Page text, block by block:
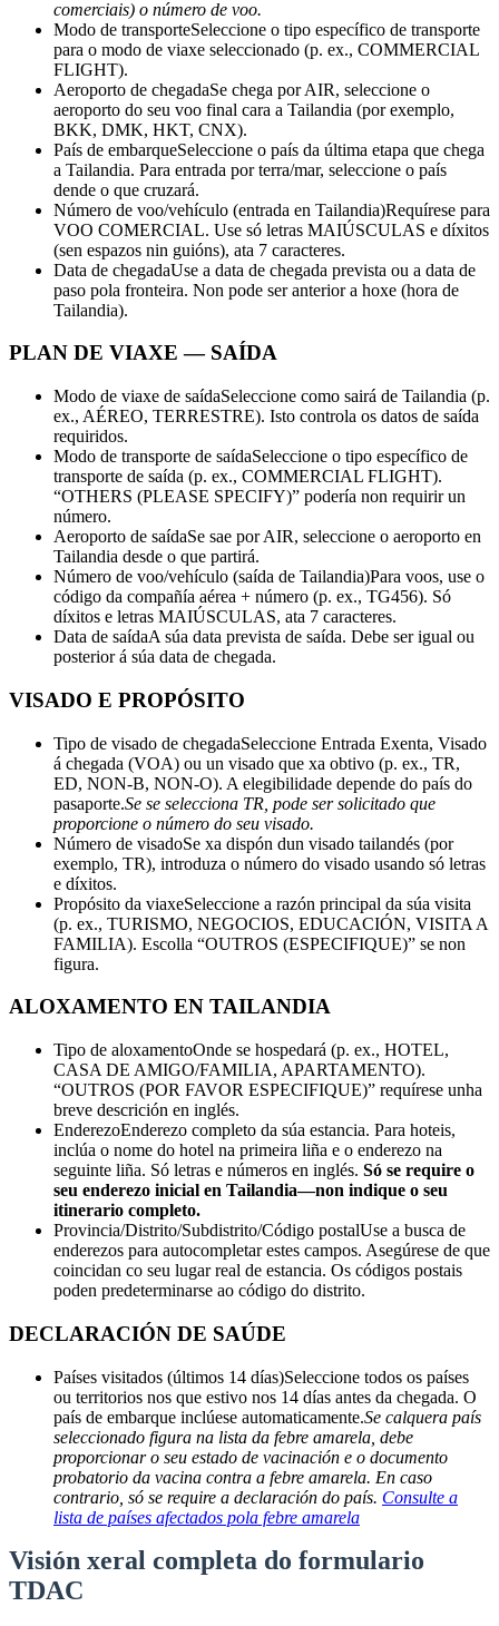
comerciais) o número de voo.
Modo de transporteSeleccione o tipo específico de transporte
para o modo de viaxe seleccionado (p. ex., COMMERCIAL
FLIGHT).
Aeroporto de chegadaSe chega por AIR, seleccione o
aeroporto do seu voo final cara a Tailandia (por exemplo,
BKK, DMK, HKT, CNX).
País de embarqueSeleccione o país da última etapa que chega
a Tailandia. Para entrada por terra/mar, seleccione o país
dende o que cruzará.
Número de voo/vehículo (entrada en Tailandia)Requírese para
VOO COMERCIAL. Use só letras MAIÚSCULAS e díxitos
(sen espazos nin guións), ata 7 caracteres.
Data de chegadaUse a data de chegada prevista ou a data de
paso pola fronteira. Non pode ser anterior a hoxe (hora de
Tailandia).
PLAN DE VIAXE — SAÍDA
Modo de viaxe de saídaSeleccione como sairá de Tailandia (p.
ex., AÉREO, TERRESTRE). Isto controla os datos de saída
requiridos.
Modo de transporte de saídaSeleccione o tipo específico de
transporte de saída (p. ex., COMMERCIAL FLIGHT).
“OTHERS (PLEASE SPECIFY)” podería non requirir un
número.
Aeroporto de saídaSe sae por AIR, seleccione o aeroporto en
Tailandia desde o que partirá.
Número de voo/vehículo (saída de Tailandia)Para voos, use o
código da compañía aérea + número (p. ex., TG456). Só
díxitos e letras MAIÚSCULAS, ata 7 caracteres.
Data de saídaA súa data prevista de saída. Debe ser igual ou
posterior á súa data de chegada.
VISADO E PROPÓSITO
Tipo de visado de chegadaSeleccione Entrada Exenta, Visado
á chegada (VOA) ou un visado que xa obtivo (p. ex., TR,
ED, NON-B, NON-O). A elegibilidade depende do país do
pasaporte.Se se selecciona TR, pode ser solicitado que
proporcione o número do seu visado.
Número de visadoSe xa dispón dun visado tailandés (por
exemplo, TR), introduza o número do visado usando só letras
e díxitos.
Propósito da viaxeSeleccione a razón principal da súa visita
(p. ex., TURISMO, NEGOCIOS, EDUCACIÓN, VISITA A
FAMILIA). Escolla “OUTROS (ESPECIFIQUE)” se non
figura.
ALOXAMENTO EN TAILANDIA
Tipo de aloxamentoOnde se hospedará (p. ex., HOTEL,
CASA DE AMIGO/FAMILIA, APARTAMENTO).
“OUTROS (POR FAVOR ESPECIFIQUE)” requírese unha
breve descrición en inglés.
EnderezoEnderezo completo da súa estancia. Para hoteis,
inclúa o nome do hotel na primeira liña e o enderezo na
seguinte liña. Só letras e números en inglés. Só se require o
seu enderezo inicial en Tailandia—non indique o seu
itinerario completo.
Provincia/Distrito/Subdistrito/Código postalUse a busca de
enderezos para autocompletar estes campos. Asegúrese de que
coincidan co seu lugar real de estancia. Os códigos postais
poden predeterminarse ao código do distrito.
DECLARACIÓN DE SAÚDE
Países visitados (últimos 14 días)Seleccione todos os países
ou territorios nos que estivo nos 14 días antes da chegada. O
país de embarque inclúese automaticamente.Se calquera país
seleccionado figura na lista da febre amarela, debe
proporcionar o seu estado de vacinación e o documento
probatorio da vacina contra a febre amarela. En caso
contrario, só se require a declaración do país. Consulte a
lista de países afectados pola febre amarela
Visión xeral completa do formulario
TDAC